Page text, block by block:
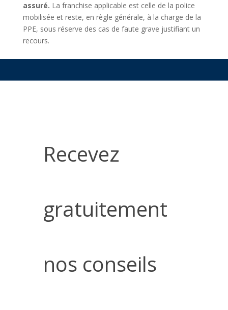
assuré. La franchise applicable est celle de la police
mobilisée et reste, en règle générale, à la charge de la
PPE, sous réserve des cas de faute grave justifiant un
recours.
nos
conseils
Recevez
gratuitement
nos conseils